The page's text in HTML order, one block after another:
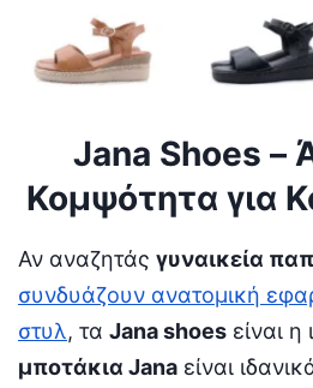
Jana Shoes –
Κομψότητα για
Αν αναζητάς γυναικεία
συνδυάζουν ανατομική
στυλ, τα Jana shoes είναι
μποτάκια Jana είναι